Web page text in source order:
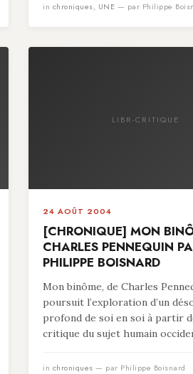
in chroniques, UNE — par Philippe
LIBR-CRITIQUE
24 AOÛT 2004
[CHRONIQUE] MON
CHARLES PENNEQUIN
PHILIPPE BOISNARD
Mon binôme, de Charles
poursuit l’exploration d’un
profond de soi en soi à partir
critique du sujet humain
in chroniques — par Philippe Boisnard